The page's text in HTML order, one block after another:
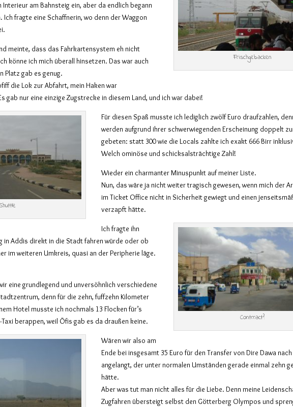
Frischgebacken
am Bahnsteig ein, aber da endlich begann
Ich fragte eine Schaffnerin, wo denn der Waggon
meinte, dass das Fahrkartensystem eh nicht
könne ich mich überall hinsetzen. Das war auch
Platz gab es genug.
die Lok zur Abfahrt, mein Haken war
gab nur eine einzige Zugstrecke in diesem Land, und ich war dabei!
Für diesen Spaß musste ich lediglich zwölf Euro draufzahlen,
werden aufgrund ihrer schwerwiegenden Erscheinung doppelt
gebeten: statt 300 wie die Locals zahlte ich exakt 666 Birr
Welch ominöse und schicksalsträchtige Zahl!
Wieder ein charmanter Minuspunkt auf meiner Liste.
Nun, das wäre ja nicht weiter tragisch gewesen, wenn mich der
im Ticket Office nicht in Sicherheit gewiegt und einen
verzapft hätte.
Contrract?
Ich fragte ihn
in Addis direkt in die Stadt fahren würde oder ob
im weiteren Umkreis, quasi an der Peripherie läge.
eine grundlegend und unversöhnlich verschiedene
denn für die zehn, fuffzehn Kilometer
Hotel musste ich nochmals 13 Flocken für’s
berappen, weil Öfis gab es da draußen keine.
Wären wir also am
Ende bei insgesamt 35 Euro für den Transfer von Dire Dawa
angelangt, der unter normalen Umständen gerade einmal zehn
hätte.
Aber was tut man nicht alles für die Liebe. Denn meine
Zugfahren übersteigt selbst den Götterberg Olympos und